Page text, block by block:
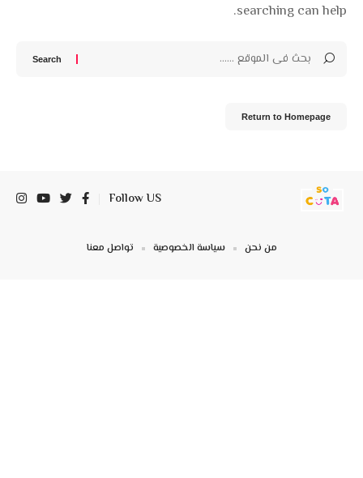
searching can help.
Return to Homepage
Follow US
من نحن سياسة الخصوصية تواصل معنا